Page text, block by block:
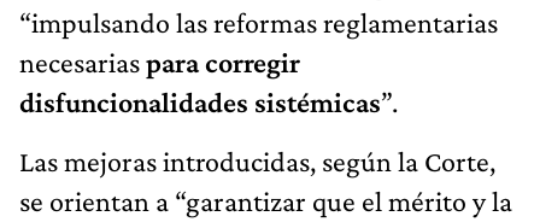
“impulsando las reformas reglamentarias
necesariaspara corregir
disfuncionalidades sistémicas”.
Las mejoras introducidas, según la Corte,
se orientan a “garantizar que el mérito y la